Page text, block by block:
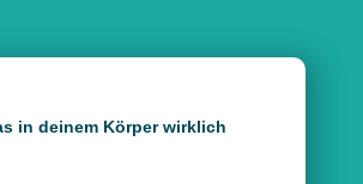
in deinem Körper wirklich